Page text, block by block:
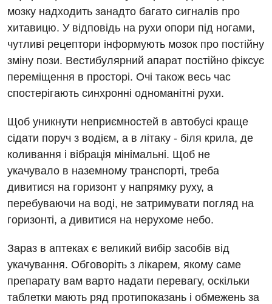
Мамологія
Медична психологія
Неврологія
Онкологічне відділлення
Офтальмологічне відділення
Пульмонологія
Ревматологія
Травматологія і ортопедія
Урологія
мозку надходить занадто багато сигналів про
хитавицю. У відповідь на рухи опори під ногами,
чутливі рецептори інформують мозок про постійну
зміну пози. Вестибулярний апарат постійно фіксує
переміщення в просторі. Очі також весь час
спостерігають синхронні одноманітні рухи.
Щоб уникнути неприємностей в автобусі краще
сідати поруч з водієм, а в літаку - біля крила, де
коливання і вібрація мінімальні. Щоб не
укачувало в наземному транспорті, треба
дивитися на горизонт у напрямку руху, а
перебуваючи на воді, не затримувати погляд на
горизонті, а дивитися на нерухоме небо.
Зараз в аптеках є великий вибір засобів від
укачування. Обговоріть з лікарем, якому саме
препарату вам варто надати перевагу, оскільки
таблетки мають ряд протипоказань і обмежень за